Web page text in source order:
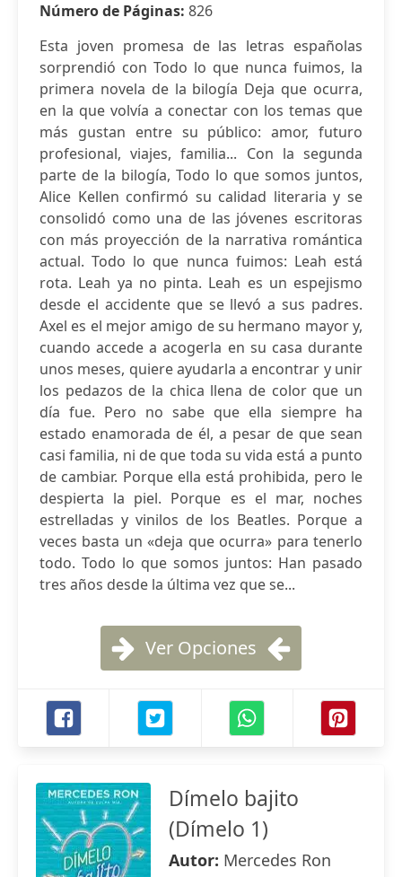
Número de Páginas: 826
Esta joven promesa de las letras españolas
sorprendió con Todo lo que nunca fuimos, la
primera novela de la bilogía Deja que ocurra,
en la que volvía a conectar con los temas que
más gustan entre su público: amor, futuro
profesional, viajes, familia... Con la segunda
parte de la bilogía, Todo lo que somos juntos,
Alice Kellen confirmó su calidad literaria y se
consolidó como una de las jóvenes escritoras
con más proyección de la narrativa romántica
actual. Todo lo que nunca fuimos: Leah está
rota. Leah ya no pinta. Leah es un espejismo
desde el accidente que se llevó a sus padres.
Axel es el mejor amigo de su hermano mayor y,
cuando accede a acogerla en su casa durante
unos meses, quiere ayudarla a encontrar y unir
los pedazos de la chica llena de color que un
día fue. Pero no sabe que ella siempre ha
estado enamorada de él, a pesar de que sean
casi familia, ni de que toda su vida está a punto
de cambiar. Porque ella está prohibida, pero le
despierta la piel. Porque es el mar, noches
estrelladas y vinilos de los Beatles. Porque a
veces basta un «deja que ocurra» para tenerlo
todo. Todo lo que somos juntos: Han pasado
tres años desde la última vez que se...
Ver Opciones
Dímelo bajito
(Dímelo 1)
Autor: Mercedes Ron